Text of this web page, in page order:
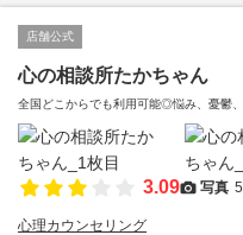
店舗公式
心の相談所たかちゃん
全国どこからでも利用可能◎悩み、憂鬱、
3.09 写真
心理カウンセリング